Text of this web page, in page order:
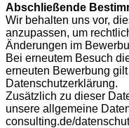
Abschließende
Wir behalten uns vor,
anzupassen, um
Änderungen im
Bei erneutem Besuch
erneuten Bewerbung
Datenschutzerklärung.
Zusätzlich zu dieser
unsere allgemeine
consulting.de/